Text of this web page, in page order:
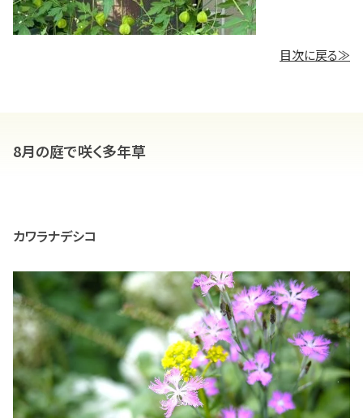
目次に戻る≫
8月の庭で咲く多年草
カワラナデシコ